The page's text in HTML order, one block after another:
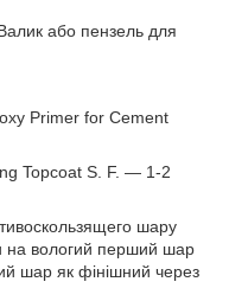
або пензель для
Primer for Cement
Topcoat S. F. ― 1-2
шару
на вологий перший шар
шар як фінішний через